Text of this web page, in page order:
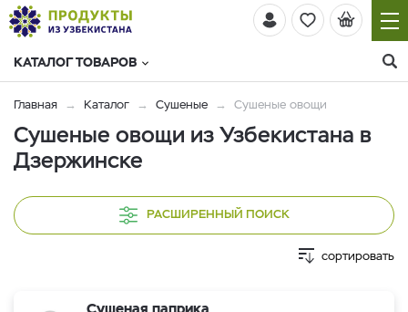
КАТАЛОГ ТОВАРОВ
Главная Каталог Сушеные Сушеные овощи
Сушеные овощи из Узбекистана в
Дзержинске
РАСШИРЕННЫЙ ПОИСК
сортировать